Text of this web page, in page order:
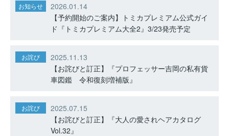
お知らせ
2026.01.14
【予約開始のご案内】トミカプレミアム公式ガイ
ド『トミカプレミアム大全2』3/23発売予定
お詫び
2025.11.13
【お詫びと訂正】『プロフェッサー吉岡の私有貨
車図鑑 令和復刻増補版』
お詫び
2025.07.15
【お詫びと訂正】『大人の愛されヘアカタログ
Vol.32』